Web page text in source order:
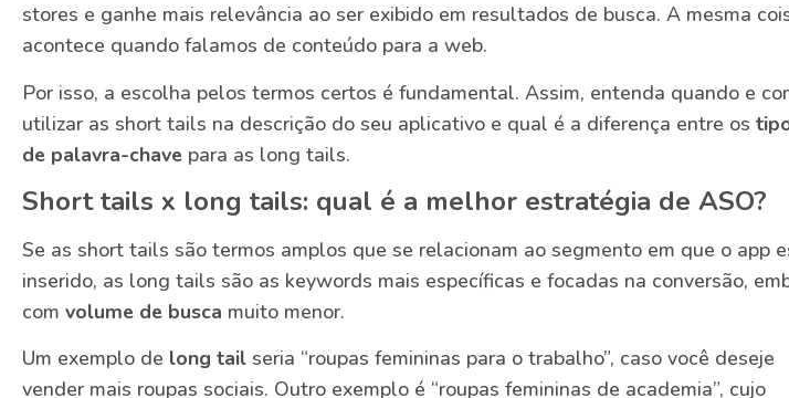
stores e ganhe mais relevância ao ser exibido em resultados de busca. A mesma
acontece quando falamos de conteúdo para a web.
Por isso, a escolha pelos termos certos é fundamental. Assim, entenda quando e
utilizar as short tails na descrição do seu aplicativo e qual é a diferença entre os
de palavra-chave para as long tails.
Short tails x long tails: qual é a melhor estratégia de ASO?
Se as short tails são termos amplos que se relacionam ao segmento em que o app
inserido, as long tails são as keywords mais específicas e focadas na conversão,
com volume de busca muito menor.
Um exemplo de long tail seria “roupas femininas para o trabalho”, caso você deseje
vender mais roupas sociais. Outro exemplo é “roupas femininas de academia”, cujo